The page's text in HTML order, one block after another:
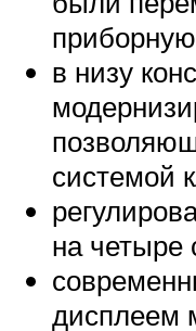
в низу
системой
на четыре
дисплеем